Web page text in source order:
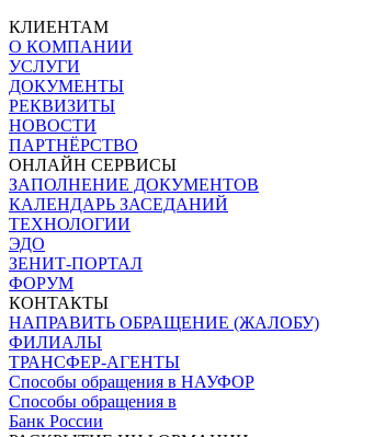
КЛИЕНТАМ
О КОМПАНИИ
УСЛУГИ
ДОКУМЕНТЫ
РЕКВИЗИТЫ
НОВОСТИ
ПАРТНЁРСТВО
ОНЛАЙН СЕРВИСЫ
ЗАПОЛНЕНИЕ ДОКУМЕНТОВ
КАЛЕНДАРЬ ЗАСЕДАНИЙ
ТЕХНОЛОГИИ
ЭДО
ЗЕНИТ-ПОРТАЛ
ФОРУМ
КОНТАКТЫ
НАПРАВИТЬ ОБРАЩЕНИЕ (ЖАЛОБУ)
ФИЛИАЛЫ
ТРАНСФЕР-АГЕНТЫ
Способы обращения в НАУФОР
Способы обращения в
Банк России